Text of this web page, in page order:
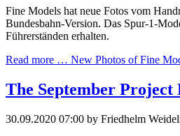
Fine Models hat neue Fotos vom
Bundesbahn-Version. Das Spur-1-
Führerständen erhalten.
Read more … New Photos of Fine
The September Project
30.09.2020 07:00 by Friedhelm